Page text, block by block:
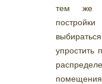
тем же
упростить
помещения